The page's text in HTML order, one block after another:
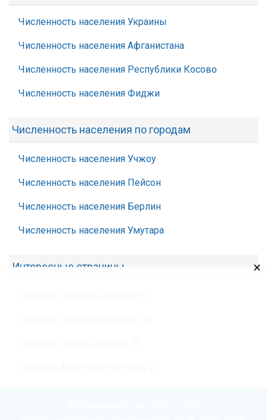
Численность населения Украины
Численность населения Афганистана
Численность населения Республики Косово
Численность населения Фиджи
Численность населения по городам
Численность населения Учжоу
Численность населения Пейсон
Численность населения Берлин
Численность населения Умутара
Интересные страницы ×